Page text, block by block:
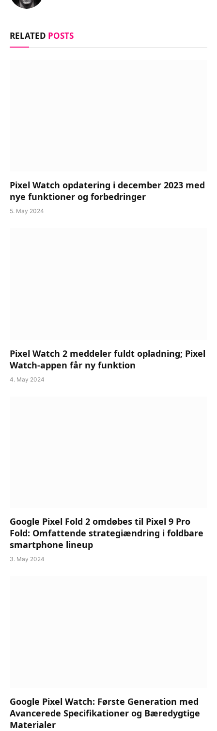
RELATED POSTS
Pixel Watch opdatering i december 2023 med
nye funktioner og forbedringer
5. May 2024
Pixel Watch 2 meddeler fuldt opladning; Pixel
Watch-appen får ny funktion
4. May 2024
Google Pixel Fold 2 omdøbes til Pixel 9 Pro
Fold: Omfattende strategiændring i foldbare
smartphone lineup
3. May 2024
Google Pixel Watch: Første Generation med
Avancerede Specifikationer og Bæredygtige
Materialer